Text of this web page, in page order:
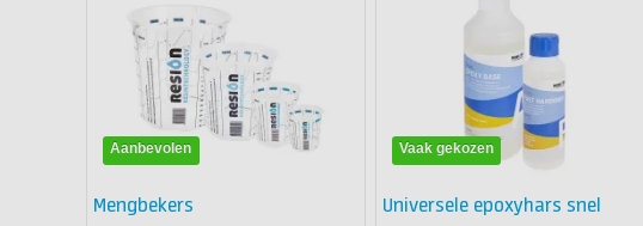
Aanbevolen
Mengbekers
Vaak gekozen
Universele epoxyhars snel